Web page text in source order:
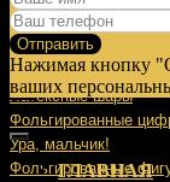
8 Марта
9 Мая
Выписка
Латексные шары
Фольгированные
Ура, мальчик!
Фольгированные
Отправить
Нажимая кнопку
ваших
ГЛАВНАЯ